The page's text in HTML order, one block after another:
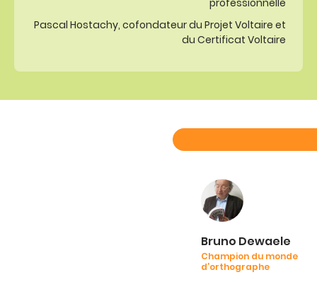
Pascal Hostachy, cofondateur du Projet Voltaire et
du Certificat Voltaire
Bruno Dewaele
Champion du monde
d’orthographe